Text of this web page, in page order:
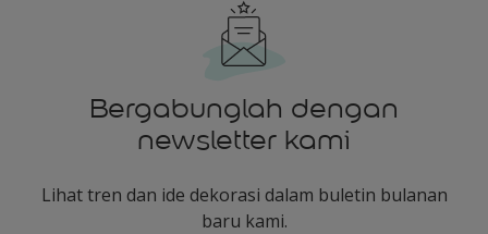
Bergabunglah dengan
newsletter kami
Lihat tren dan ide dekorasi dalam buletin bulanan
baru kami.